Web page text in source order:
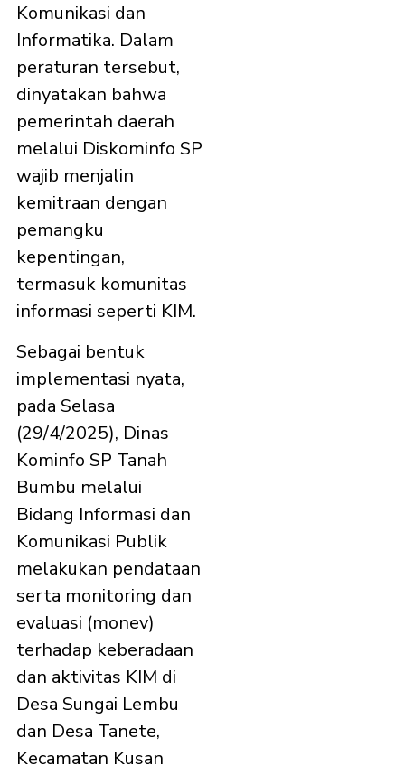
Komunikasi dan
Informatika. Dalam
peraturan tersebut,
dinyatakan bahwa
pemerintah daerah
melalui Diskominfo SP
wajib menjalin
kemitraan dengan
pemangku
kepentingan,
termasuk komunitas
informasi seperti KIM.
Sebagai bentuk
implementasi nyata,
pada Selasa
(29/4/2025), Dinas
Kominfo SP Tanah
Bumbu melalui
Bidang Informasi dan
Komunikasi Publik
melakukan pendataan
serta monitoring dan
evaluasi (monev)
terhadap keberadaan
dan aktivitas KIM di
Desa Sungai Lembu
dan Desa Tanete,
Kecamatan Kusan